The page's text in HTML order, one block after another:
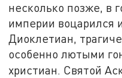
несколько позже, в
империи воцарился
Диоклетиан,
особенно лютыми
христиан. Святой